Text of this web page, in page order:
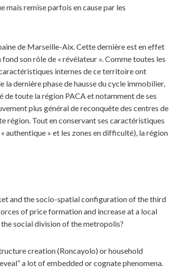
remise parfois en cause par les
de Marseille-Aix. Cette dernière est en effet
son rôle de « révélateur ». Comme toutes les
internes de ce territoire ont
dernière phase de hausse du cycle immobilier,
de toute la région PACA et notamment de ses
plus général de reconquête des centres de
région. Tout en conservant ses caractéristiques
authentique » et les zones en difficulté), la région
and the socio-spatial configuration of the third
of price formation and increase at a local
social division of the metropolis?
creation (Roncayolo) or household
a lot of embedded or cognate phenomena.